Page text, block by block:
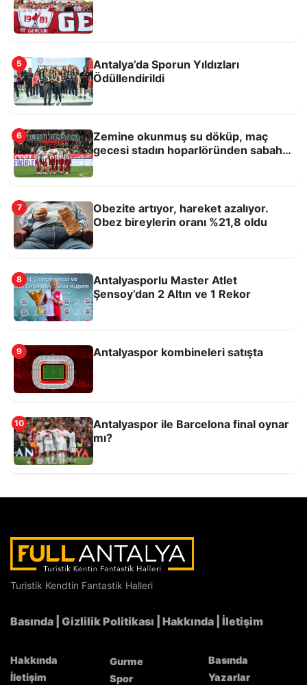
Kökbörü Ligi 2026 Yarı Final Müsabakaları
İbradı'da Gerçekleştirildi
Kombine al, şehrinin takımını destekle!
5
Antalya’da Sporun Yıldızları
Ödüllendirildi
6
Zemine okunmuş su döküp, maç
gecesi stadın hoparlöründen sabaha
7
Obezite artıyor, hareket azalıyor.
Obez bireylerin oranı %21,8 oldu
8
Antalyasporlu Master Atlet
Şensoy’dan 2 Altın ve 1 Rekor
9 Antalyaspor kombineleri satışta
10
Antalyaspor ile Barcelona final oynar
mı?
Turistik Kendtin Fantastik Halleri
Basında Gizlilik Politikası Hakkında İletişim
Hakkında
İletişim
Gurme
Spor
Basında
Yazarlar